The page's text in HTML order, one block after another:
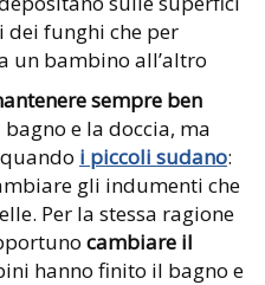
dei funghi che per
un bambino all’altro
sempre ben
e la doccia, ma
i piccoli sudano:
gli indumenti che
Per la stessa ragione
cambiare il
hanno finito il bagno e